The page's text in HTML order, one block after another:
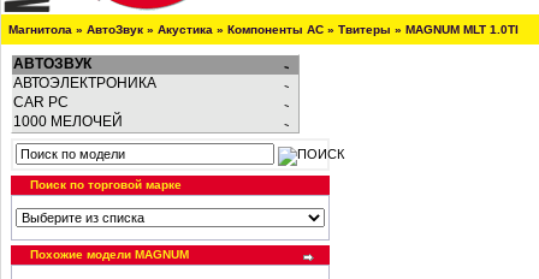
Магнитола » АвтоЗвук » Акустика » Компоненты АС » Твитеры » MAGNUM MLT 1.0TI
АВТОЗВУК
АВТОЭЛЕКТРОНИКА
CAR PC
1000 МЕЛОЧЕЙ
Поиск по торговой марке
Похожие модели MAGNUM